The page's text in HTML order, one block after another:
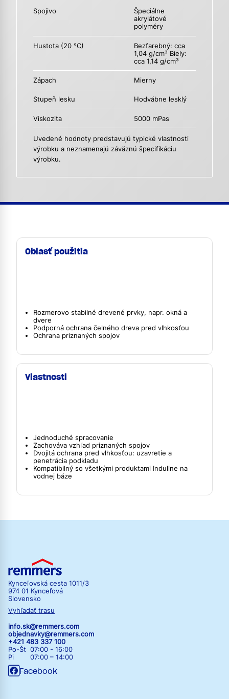
Spojivo
Špeciálne
akrylátové
polyméry
Hustota (20 °C)
Bezfarebný: cca
1,04 g/cm³ Biely:
cca 1,14 g/cm³
Zápach Mierny
Stupeň lesku Hodvábne lesklý
Viskozita 5000 mPas
Uvedené hodnoty predstavujú typické vlastnosti
výrobku a neznamenajú záväznú špecifikáciu
výrobku.
Oblasť použitia
Rozmerovo stabilné drevené prvky, napr. okná a
dvere
Podporná ochrana čelného dreva pred vlhkosťou
Ochrana priznaných spojov
Vlastnosti
Jednoduché spracovanie
Zachováva vzhľad priznaných spojov
Dvojitá ochrana pred vlhkosťou: uzavretie a
penetrácia podkladu
Kompatibilný so všetkými produktami Induline na
vodnej báze
Kynceľovská cesta 1011/3
974 01 Kynceľová
Slovensko
Vyhľadať trasu
info.sk@remmers.com
objednavky@remmers.com
+421 483 337 100
Po-Št 07:00 - 16:00
Pi 07:00 – 14:00
Facebook